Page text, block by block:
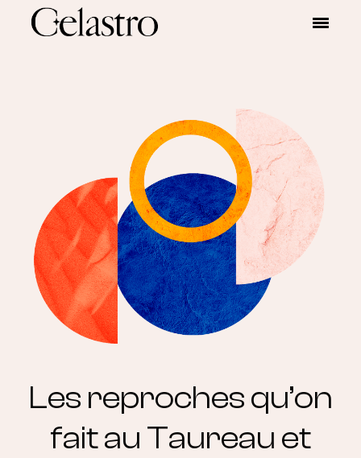
Les reproches qu’on
fait au Taureau et